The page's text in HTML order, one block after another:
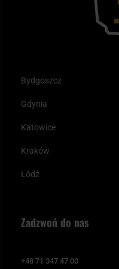
Bydgoszcz
Gdynia
Katowice
Kraków
Łódź
Zadzwoń do nas
+48 71 347 47 00